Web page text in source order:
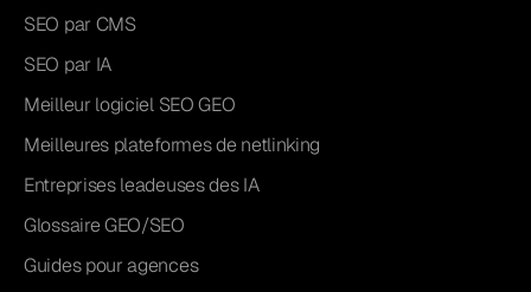
SEO par CMS
SEO par IA
Meilleur logiciel SEO GEO
Meilleures plateformes de netlinking
Entreprises leadeuses des IA
Glossaire GEO/SEO
Guides pour agences